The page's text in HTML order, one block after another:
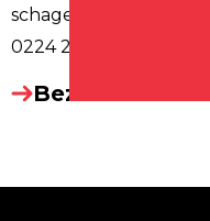
schagen@lacubanita.nl
0224 228 780
Bezoek website